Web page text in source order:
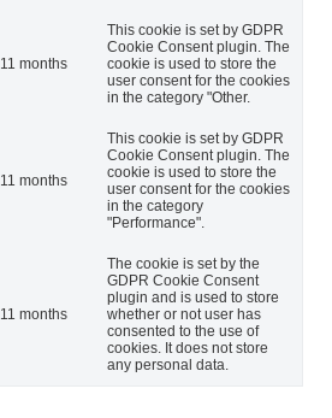
11 months
This cookie is set by GDPR
Cookie Consent plugin. The
cookie is used to store the
user consent for the cookies
in the category "Other.
11 months
This cookie is set by GDPR
Cookie Consent plugin. The
cookie is used to store the
user consent for the cookies
in the category
"Performance".
11 months
The cookie is set by the
GDPR Cookie Consent
plugin and is used to store
whether or not user has
consented to the use of
cookies. It does not store
any personal data.